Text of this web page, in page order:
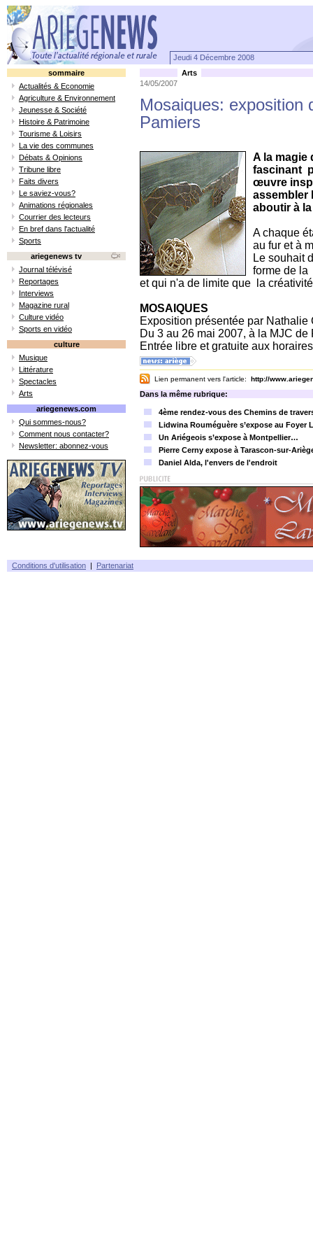
Jeudi 4 Décembre 2008
sommaire
Actualités & Economie
Agriculture & Environnement
Jeunesse & Société
Histoire & Patrimoine
Tourisme & Loisirs
La vie des communes
Débats & Opinions
Tribune libre
Faits divers
Le saviez-vous?
Animations régionales
Courrier des lecteurs
En bref dans l'actualité
Sports
ariegenews tv
Journal télévisé
Reportages
Interviews
Magazine rural
Culture vidéo
Sports en vidéo
culture
Musique
Littérature
Spectacles
Arts
ariegenews.com
Qui sommes-nous?
Comment nous contacter?
Newsletter: abonnez-vous
Arts
14/05/2007
Mosaiques: exposition
Pamiers
A la magie
fascinant
œuvre
assembler
aboutir à
A chaque
au fur et à
Le souhait
forme de la
et qui n'a de limite que la
MOSAIQUES
Exposition présentée par Nathalie
Du 3 au 26 mai 2007, à la MJC de
Entrée libre et gratuite aux
Lien permanent vers l'article: http://
Dans la même rubrique:
4ème rendez-vous des Chemins de
Lidwina Rouméguère s’expose au Foyer
Un Ariégeois s’expose à Montpellier…
Pierre Cerny expose à Tarascon-sur-
Daniel Alda, l'envers de l'endroit
Conditions d'utilisation | Partenariat